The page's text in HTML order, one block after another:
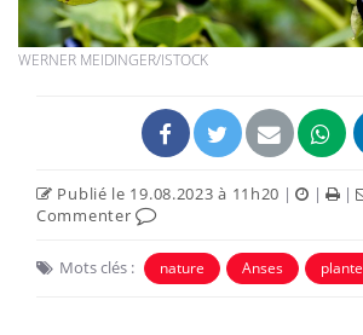
WERNER MEIDINGER/ISTOCK
Publié le 19.08.2023 à 11h20 | | |
Commenter
Mots clés : nature Anses plante